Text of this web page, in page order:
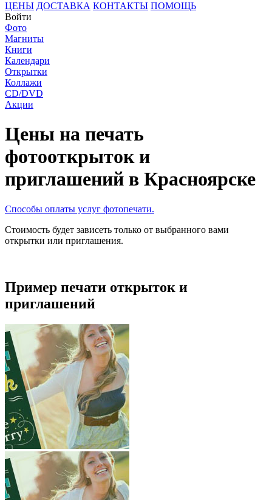
ЦЕНЫ ДОСТАВКА КОНТАКТЫ ПОМОЩЬ
Войти
Фото
Магниты
Книги
Календари
Открытки
Коллажи
CD/DVD
Акции
Цены на печать
фотооткрыток и
приглашений в Красноярске
Способы оплаты услуг фотопечати.
Стоимость будет зависеть только от выбранного вами
открытки или приглашения.
Пример печати открыток и
приглашений